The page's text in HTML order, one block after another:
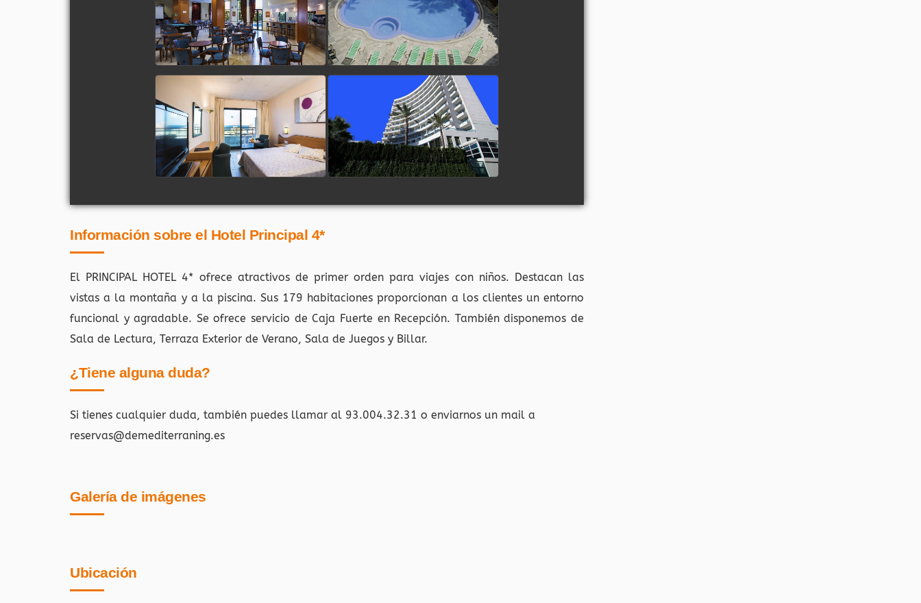
Información sobre el Hotel Principal 4*
El PRINCIPAL HOTEL 4* ofrece atractivos de primer orden para viajes con niños. Destacan las
vistas a la montaña y a la piscina. Sus 179 habitaciones proporcionan a los clientes un entorno
funcional y agradable. Se ofrece servicio de Caja Fuerte en Recepción. También disponemos de
Sala de Lectura, Terraza Exterior de Verano, Sala de Juegos y Billar.
¿Tiene alguna duda?
Si tienes cualquier duda, también puedes llamar al 93.004.32.31 o enviarnos un mail a
reservas@demediterraning.es
Galería de imágenes
Ubicación